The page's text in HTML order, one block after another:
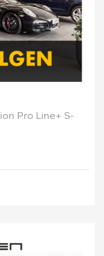
Pro Line+ S-